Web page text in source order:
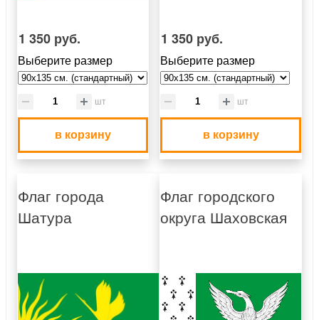
1 350 руб.
Выберите размер
шт
в корзину
1 350 руб.
Выберите размер
шт
в корзину
Флаг города
Шатура
Флаг городского
округа Шаховская